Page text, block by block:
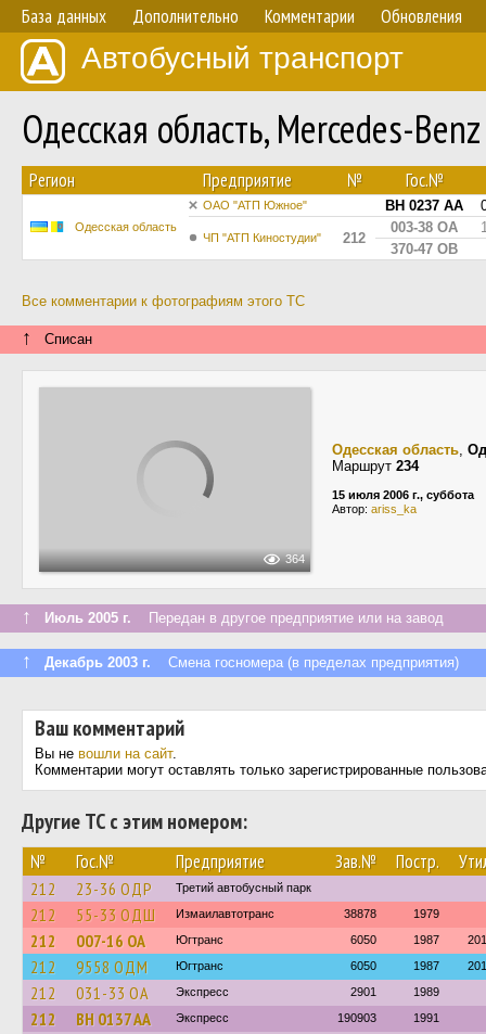
База данных Дополнительно Комментарии Обновления
Автобусный транспорт
Одесская область, Mercedes-
Регион Предприятие № Гос.№
Одесская область
ОАО "АТП Южное" BH 0237 AA
ЧП "АТП Киностудии" 212
003-38 ОА
370-47 ОВ
Все комментарии к фотографиям этого ТС
↑ Списан
364
Одесская область,
Маршрут 234
15 июля 2006 г., суббота
Автор: ariss_ka
↑ Июль 2005 г. Передан в другое предприятие или на завод
↑ Декабрь 2003 г. Смена госномера (в пределах предприятия)
Ваш комментарий
Вы не вошли на сайт.
Комментарии могут оставлять только зарегистрированные
Другие ТС с этим номером:
№ Гос.№ Предприятие Зав.№ Постр.
212 23-36 ОДР Третий автобусный парк
212 55-33 ОДШ Измаилавтотранс 38878 1979
212 007-16 ОА Югтранс 6050 1987
212 9558 ОДМ Югтранс 6050 1987
212 031-33 ОА Экспресс 2901 1989
212 BH 0137 AA Экспресс 190903 1991